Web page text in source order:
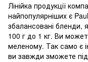
Лінійка продукції
найпопулярніших є
збалансовані бленди,
100 г до 1 кг. Ви
меленому. Так само є
ви завжди зможете